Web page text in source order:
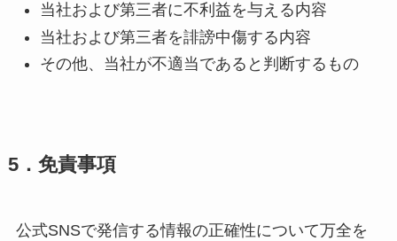
当社および第三者に不利益を与える内容
当社および第三者を誹謗中傷する内容
その他、当社が不適当であると判断するもの
5．免責事項
公式SNSで発信する情報の正確性について万全を